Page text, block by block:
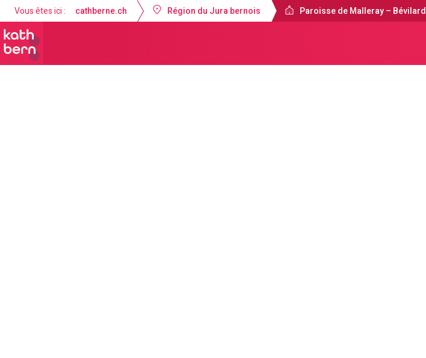
Vous êtes ici : cathberne.ch Région du Jura bernois Paroisse de Malleray – Bévilard